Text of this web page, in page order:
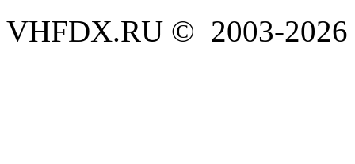
VHFDX.RU © 2003-2026